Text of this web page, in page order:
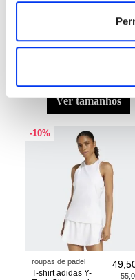
roupas de padel
ver tamanhos
-10%
roupas de padel
T-shirt adidas Y-